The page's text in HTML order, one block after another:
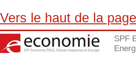
Vers le haut de la page
SPF